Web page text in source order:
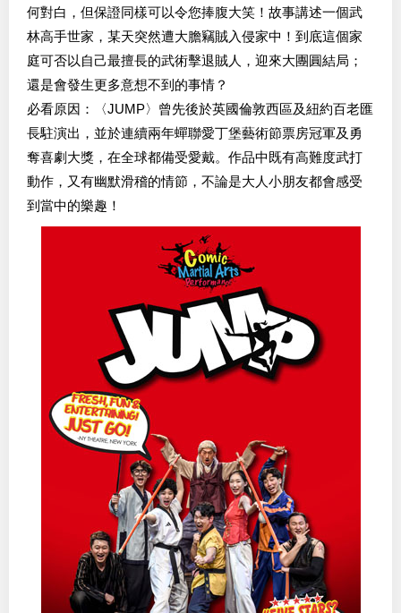
何對白，但保證同樣可以令您捧腹大笑！故事講述一個武
林高手世家，某天突然遭大膽竊賊入侵家中！到底這個家
庭可否以自己最擅長的武術擊退賊人，迎來大團圓結局；
還是會發生更多意想不到的事情？
必看原因：〈JUMP〉曾先後於英國倫敦西區及紐約百老匯
長駐演出，並於連續兩年蟬聯愛丁堡藝術節票房冠軍及勇
奪喜劇大獎，在全球都備受愛戴。作品中既有高難度武打
動作，又有幽默滑稽的情節，不論是大人小朋友都會感受
到當中的樂趣！